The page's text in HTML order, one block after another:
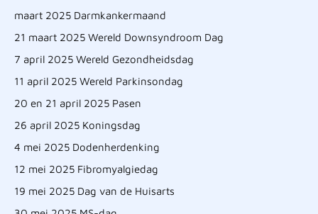
maart 2025 Darmkankermaand
21 maart 2025 Wereld Downsyndroom Dag
7 april 2025 Wereld Gezondheidsdag
11 april 2025 Wereld Parkinsondag
20 en 21 april 2025 Pasen
26 april 2025 Koningsdag
4 mei 2025 Dodenherdenking
12 mei 2025 Fibromyalgiedag
19 mei 2025 Dag van de Huisarts